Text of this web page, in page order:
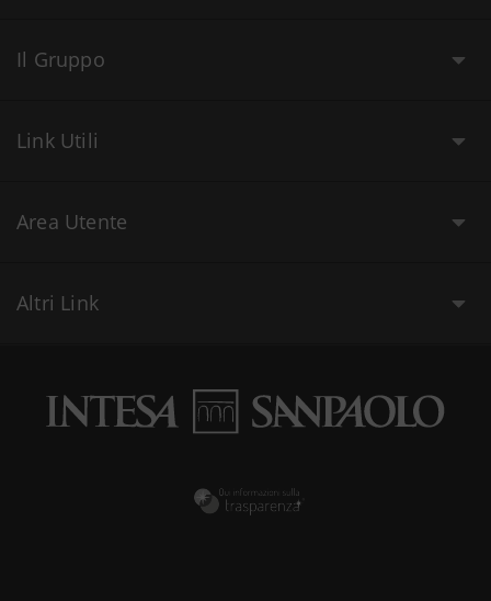
Il Gruppo
Link Utili
Area Utente
Altri Link